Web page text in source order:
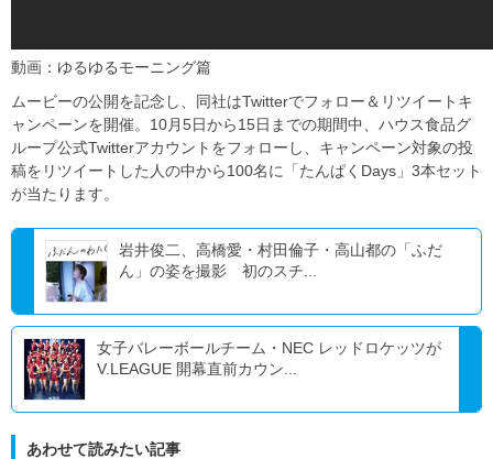
動画：ゆるゆるモーニング篇
ムービーの公開を記念し、同社はTwitterでフォロー＆リツイートキ
ャンペーンを開催。10月5日から15日までの期間中、ハウス食品グ
ループ公式Twitterアカウントをフォローし、キャンペーン対象の投
稿をリツイートした人の中から100名に「たんぱくDays」3本セット
が当たります。
岩井俊二、高橋愛・村田倫子・高山都の「ふだ
ん」の姿を撮影 初のスチ...
女子バレーボールチーム・NEC レッドロケッツが
V.LEAGUE 開幕直前カウン...
あわせて読みたい記事